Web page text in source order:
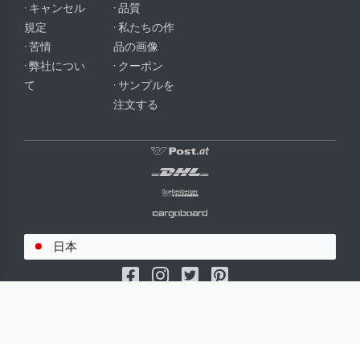
· キャンセル
規定
· 苦情
· 弊社につい
て
· 品質
· 私たちの作
品の画像
· クーポン
· サンプルを
注文する
日本